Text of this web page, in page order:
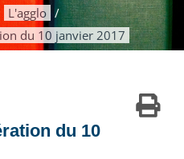
L'agglo
du 10 janvier 2017
du 10